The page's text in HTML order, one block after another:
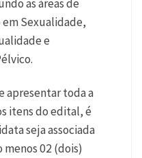
as áreas de
em Sexualidade,
e
apresentar toda a
itens do edital, é
seja associada
menos 02 (dois)